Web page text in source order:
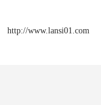
http://www.lansi01.com